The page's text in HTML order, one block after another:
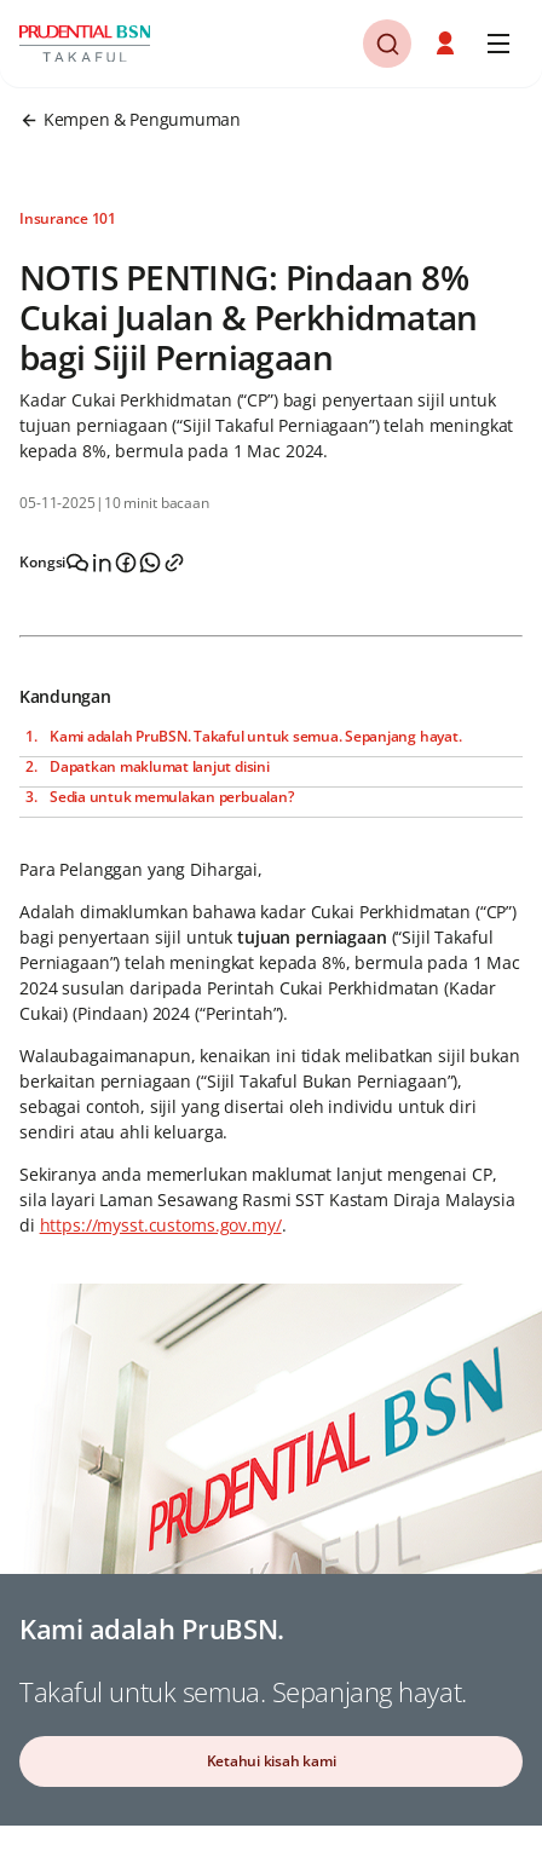
Kempen & Pengumuman
Insurance 101
NOTIS PENTING: Pindaan 8%
Cukai Jualan & Perkhidmatan
bagi Sijil Perniagaan
Kadar Cukai Perkhidmatan (“CP”) bagi penyertaan sijil untuk
tujuan perniagaan (“Sijil Takaful Perniagaan”) telah meningkat
kepada 8%, bermula pada 1 Mac 2024.
05-11-2025 | 10 minit bacaan
Kongsi
Kandungan
Kami adalah PruBSN. Takaful untuk semua. Sepanjang hayat.
Dapatkan maklumat lanjut disini
Sedia untuk memulakan perbualan?
Para Pelanggan yang Dihargai,
Adalah dimaklumkan bahawa kadar Cukai Perkhidmatan (“CP”)
bagi penyertaan sijil untuktujuan perniagaan (“Sijil Takaful
Perniagaan”) telah meningkat kepada 8%, bermula pada 1 Mac
2024 susulan daripada Perintah Cukai Perkhidmatan (Kadar
Cukai) (Pindaan) 2024 (“Perintah”).
Walaubagaimanapun, kenaikan ini tidak melibatkan sijil bukan
berkaitan perniagaan (“Sijil Takaful Bukan Perniagaan”),
sebagai contoh, sijil yang disertai oleh individu untuk diri
sendiri atau ahli keluarga.
Sekiranya anda memerlukan maklumat lanjut mengenai CP,
sila layari Laman Sesawang Rasmi SST Kastam Diraja Malaysia
di https://mysst.customs.gov.my/.
Kami adalah PruBSN.
Takaful untuk semua. Sepanjang hayat.
Ketahui kisah kami